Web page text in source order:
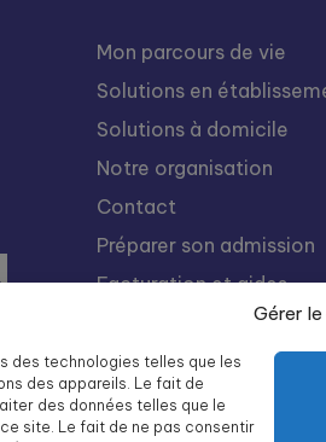
Gérer
des technologies telles que les
des appareils. Le fait de
des données telles que le
site. Le fait de ne pas consentir
Mon parcours de vie
Solutions en
Solutions à domicile
Notre organisation
Contact
Préparer son admission
Facturation et aides
Intégration
Liste des résidences
SOS Seniors